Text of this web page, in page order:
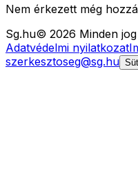
Nem érkezett még
Sg.hu© 2026 Minden
Adatvédelmi nyilatkozat
szerkesztoseg@sg.hu